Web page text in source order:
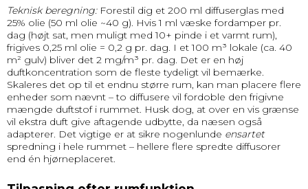
Teknisk beregning:Forestil dig et 200 ml diffuserglas med
25% olie (50 ml olie ~40 g). Hvis 1 ml væske fordamper pr.
dag (højt sat, men muligt med 10+ pinde i et varmt rum),
frigives 0,25 ml olie = 0,2 g pr. dag. I et 100 m³ lokale (ca. 40
m² gulv) bliver det 2 mg/m³ pr. dag. Det er en høj
duftkoncentration som de fleste tydeligt vil bemærke.
Skaleres det op til et endnu større rum, kan man placere flere
enheder som nævnt – to diffusere vil fordoble den frigivne
mængde duftstof i rummet. Husk dog, at over en vis grænse
vil ekstra duft give aftagende udbytte, da næsen også
adapterer. Det vigtige er at sikre nogenlunde ensartet
spredning i hele rummet – hellere flere spredte diffusorer
end én hjørneplaceret.